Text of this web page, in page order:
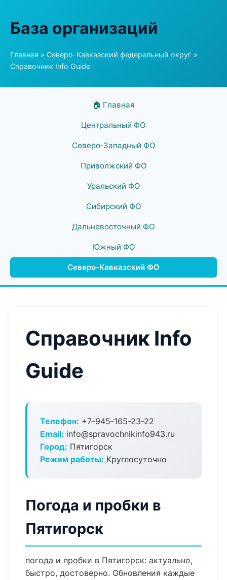
База организаций
Главная » Северо-Кавказский федеральный округ »
Справочник Info Guide
🏠 Главная
Центральный ФО
Северо-Западный ФО
Приволжский ФО
Уральский ФО
Сибирский ФО
Дальневосточный ФО
Южный ФО
Северо-Кавказский ФО
Справочник Info
Guide
Телефон: +7-945-165-23-22
Email: info@spravochnikinfo943.ru
Город: Пятигорск
Режим работы: Круглосуточно
Погода и пробки в
Пятигорск
погода и пробки в Пятигорск: актуально,
быстро, достоверно. Обновления каждые